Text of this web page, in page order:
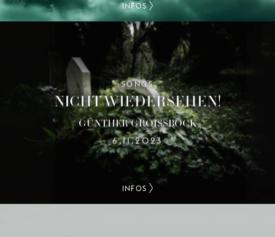
INFOS
SONGS
NICHT WIEDERSEHEN!
GÜNTHER GROISSBÖCK
6.11.2023
INFOS